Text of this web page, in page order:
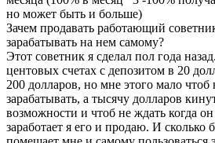
но может быть и больше)
Зачем продавать работающий
зарабатывать на нем самому?
Этот советник я сделал пол года
центовых счетах с депозитом в 20
200 долларов, но мне этого мало чтоб
зарабатывать, а тысячу долларов
возможности и чтоб не ждать когда
заработает я его и продаю. И сколько